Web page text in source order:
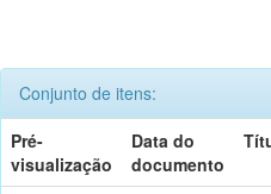
Conjunto de itens:
Pré-
visualização
Data do
documento